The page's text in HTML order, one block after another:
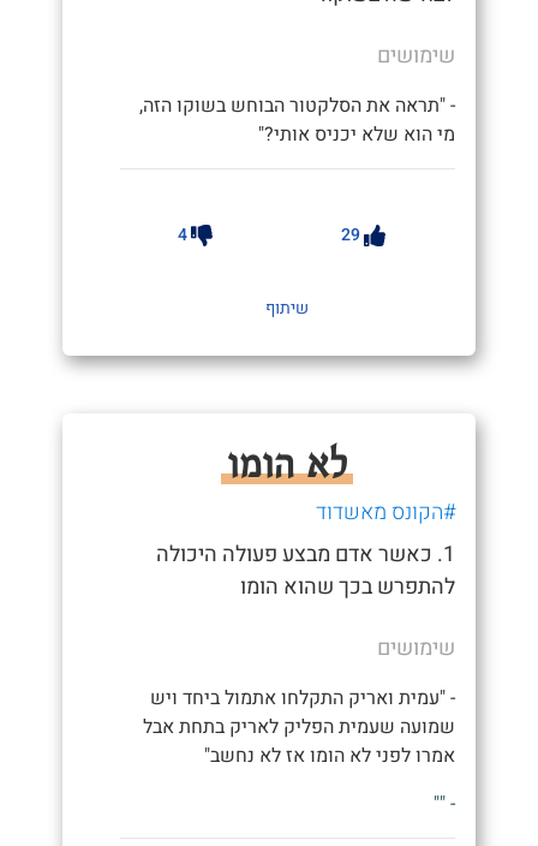
שימושים
- "תראה את הסלקטור הבוחש בשוקו הזה,
מי הוא שלא יכניס אותי?"
29
4
שיתוף
לא הומו
#הקונס מאשדוד
1. כאשר אדם מבצע פעולה היכולה
להתפרש בכך שהוא הומו
שימושים
- "עמית ואריק התקלחו אתמול ביחד ויש
שמועה שעמית הפליק לאריק בתחת אבל
אמרו לפני לא הומו אז לא נחשב"
- ""